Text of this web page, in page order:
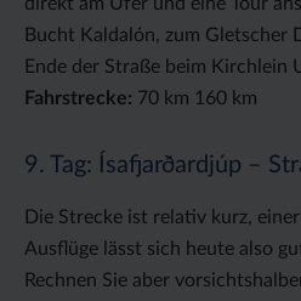
direkt am Ufer und eine Tour
Bucht Kaldalón, zum Gletscher
Ende der Straße beim Kirchlein
Fahrstrecke: 70 km 160 km
9. Tag: Ísafjarðardjúp –
Die Strecke ist relativ kurz,
Ausflüge lässt sich heute also
Rechnen Sie aber